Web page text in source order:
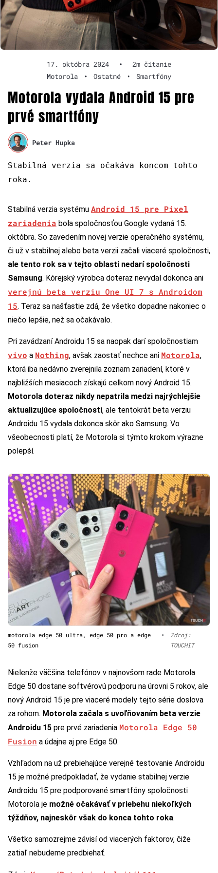
17. októbra 2024 •
2m čítanie
Motorola
• Ostatné • Smartfóny
Motorola vydala Android 15 pre
prvé smartfóny
Peter Hupka
Stabilná verzia sa očakáva koncom tohto
roka.
Stabilná verzia systému Android 15 pre Pixel
zariadenia bola spoločnosťou Google vydaná 15.
októbra. So zavedením novej verzie operačného systému,
či už v stabilnej alebo beta verzii začali viaceré spoločnosti,
ale tento rok sa v tejto oblasti nedarí spoločnosti
Samsung. Kórejský výrobca doteraz nevydal dokonca ani
verejnú beta verziu One UI 7 s Androidom
15. Teraz sa našťastie zdá, že všetko dopadne nakoniec o
niečo lepšie, než sa očakávalo.
Pri zavádzaní Androidu 15 sa naopak darí spoločnostiam
vivo a Nothing, avšak zaostať nechce ani Motorola,
ktorá iba nedávno zverejnila zoznam zariadení, ktoré v
najbližších mesiacoch získajú celkom nový Android 15.
Motorola doteraz nikdy nepatrila medzi najrýchlejšie
aktualizujúce spoločnosti, ale tentokrát beta verziu
Androidu 15 vydala dokonca skôr ako Samsung. Vo
všeobecnosti platí, že Motorola si týmto krokom výrazne
polepší.
motorola edge 50 ultra, edge 50 pro a edge
50 fusion
•
Zdroj:
TOUCHIT
Nielenže väčšina telefónov v najnovšom rade Motorola
Edge 50 dostane softvérovú podporu na úrovni 5 rokov, ale
nový Android 15 je pre viaceré modely tejto série doslova
za rohom. Motorola začala s uvoľňovaním beta verzie
Androidu 15 pre prvé zariadenia Motorola Edge 50
Fusion a údajne aj pre Edge 50.
Vzhľadom na už prebiehajúce verejné testovanie Androidu
15 je možné predpokladať, že vydanie stabilnej verzie
Androidu 15 pre podporované smartfóny spoločnosti
Motorola je možné očakávať v priebehu niekoľkých
týždňov, najneskôr však do konca tohto roka.
Všetko samozrejme závisí od viacerých faktorov, čiže
zatiaľ nebudeme predbiehať.